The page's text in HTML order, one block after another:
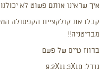
איך שראינו אותם פשוט לא
מבריטניה!!
ברווז טייס של פעם
גודל: 9.2X11.3X10